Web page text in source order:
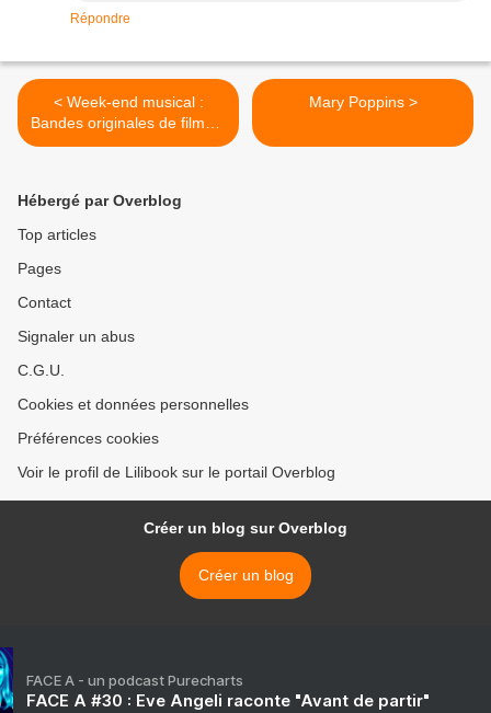
Répondre
< Week-end musical :
Bandes originales de films #
2
Mary Poppins >
Hébergé par Overblog
Top articles
Pages
Contact
Signaler un abus
C.G.U.
Cookies et données personnelles
Préférences cookies
Voir le profil de Lilibook sur le portail Overblog
Créer un blog sur Overblog
Créer un blog
FACE A - un podcast Purecharts
FACE A #30 : Eve Angeli raconte "Avant de partir"